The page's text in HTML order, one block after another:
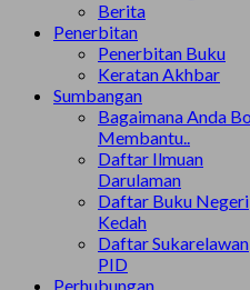
Berita
Penerbitan
Penerbitan Buku
Keratan Akhbar
Sumbangan
Bagaimana Anda
Membantu..
Daftar Ilmuan
Darulaman
Daftar Buku Negeri
Kedah
Daftar Sukarelawan
PID
Perhubungan